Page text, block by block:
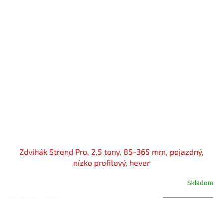
Zdvihák Strend Pro, 2,5 tony, 85-365 mm, pojazdný,
nízko profilový, hever
Skladom